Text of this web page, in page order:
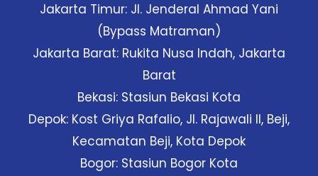
Jakarta Timur: Jl. Jenderal Ahmad Yani
(Bypass Matraman)
Jakarta Barat: Rukita Nusa Indah, Jakarta
Barat
Bekasi: Stasiun Bekasi Kota
Depok: Kost Griya Rafalio, Jl. Rajawali II, Beji,
Kecamatan Beji, Kota Depok
Bogor: Stasiun Bogor Kota